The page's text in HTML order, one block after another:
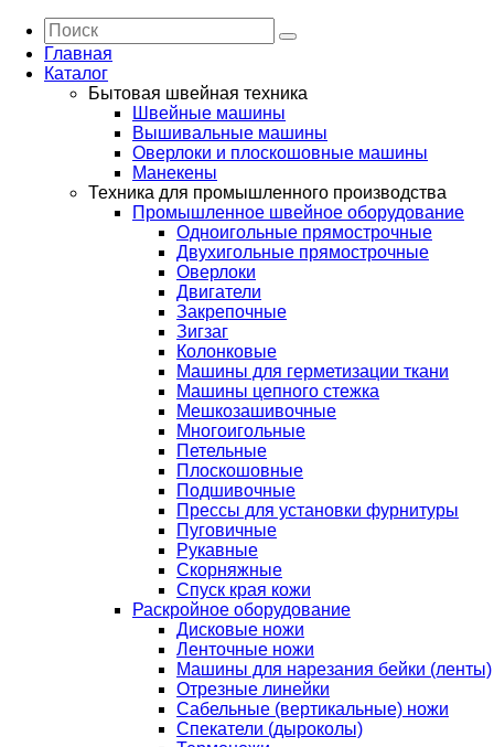
Главная
Каталог
Бытовая швейная техника
Швейные машины
Вышивальные машины
Оверлоки и плоскошовные машины
Манекены
Техника для промышленного производства
Промышленное швейное оборудование
Одноигольные прямострочные
Двухигольные прямострочные
Оверлоки
Двигатели
Закрепочные
Зигзаг
Колонковые
Машины для герметизации ткани
Машины цепного стежка
Мешкозашивочные
Многоигольные
Петельные
Плоскошовные
Подшивочные
Прессы для установки фурнитуры
Пуговичные
Рукавные
Скорняжные
Спуск края кожи
Раскройное оборудование
Дисковые ножи
Ленточные ножи
Машины для нарезания бейки (ленты)
Отрезные линейки
Сабельные (вертикальные) ножи
Спекатели (дыроколы)